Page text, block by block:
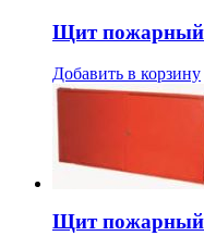
Щит
Добавить в корзину
Щит